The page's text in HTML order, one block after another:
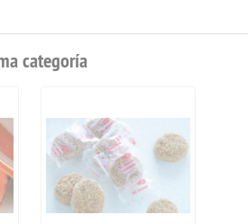
categoría